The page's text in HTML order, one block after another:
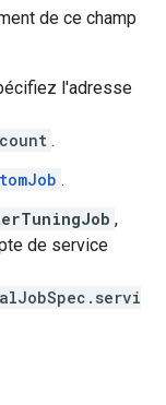
de ce champ
l'adresse
.
.
,
de service